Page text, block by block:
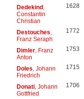
Dedekind,
Constantin
Christian
1628
Destouches
Franz Seraph
1772
Dimler, Franz
Anton
1753
Doles , Johann
Friedrich
1715
Donati, Johann
Gottfried
1706